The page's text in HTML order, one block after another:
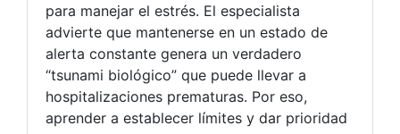
para manejar el estrés. El especialista
advierte que mantenerse en un estado de
alerta constante genera un verdadero
“tsunami biológico” que puede llevar a
hospitalizaciones prematuras. Por eso,
aprender a establecer límites y dar prioridad